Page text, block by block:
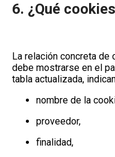
6. ¿Qué
La relación concreta de
debe mostrarse en el
tabla actualizada,
nombre de la
proveedor,
finalidad,